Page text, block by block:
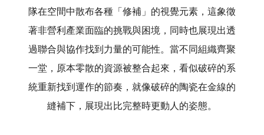
隊在空間中散布各種「修補」的視覺元素，這象徵
著非營利產業面臨的挑戰與困境，同時也展現出透
過聯合與協作找到力量的可能性。當不同組織齊聚
一堂，原本零散的資源被整合起來，看似破碎的系
統重新找到運作的節奏，就像破碎的陶瓷在金線的
縫補下，展現出比完整時更動人的姿態。